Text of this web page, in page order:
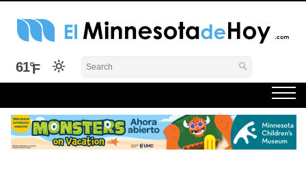
Skip
El Minnesota de Hoy Noticias
Latino Noticias Minnesota News
61°